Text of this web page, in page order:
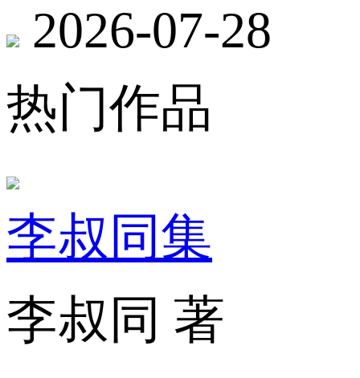
2026-07-28
热门作品
李叔同集
李叔同 著